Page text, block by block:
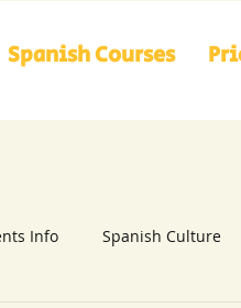
Spanish Courses
Info Spanish Culture